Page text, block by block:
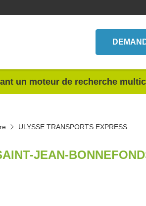
un moteur de recherche
ULYSSE TRANSPORTS EXPRESS
JEAN-